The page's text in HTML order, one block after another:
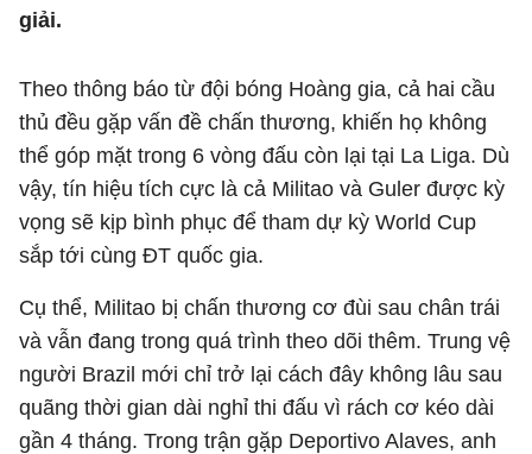
giải.
Theo thông báo từ đội bóng Hoàng gia, cả hai cầu
thủ đều gặp vấn đề chấn thương, khiến họ không
thể góp mặt trong 6 vòng đấu còn lại tại La Liga. Dù
vậy, tín hiệu tích cực là cả Militao và Guler được kỳ
vọng sẽ kịp bình phục để tham dự kỳ World Cup
sắp tới cùng ĐT quốc gia.
Cụ thể, Militao bị chấn thương cơ đùi sau chân trái
và vẫn đang trong quá trình theo dõi thêm. Trung vệ
người Brazil mới chỉ trở lại cách đây không lâu sau
quãng thời gian dài nghỉ thi đấu vì rách cơ kéo dài
gần 4 tháng. Trong trận gặp Deportivo Alaves, anh